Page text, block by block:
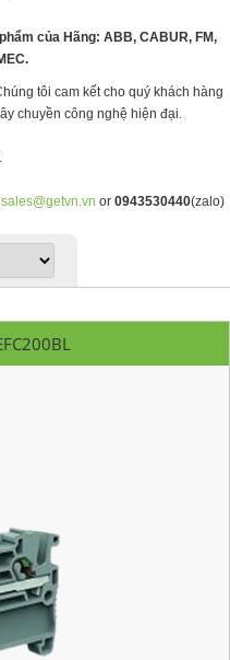
của Hãng: ABB, CABUR, FM,
.
tôi cam kết cho quý khách hàng
chuyền công nghệ hiện đại.
sales@getvn.vn or 0943530440(zalo)